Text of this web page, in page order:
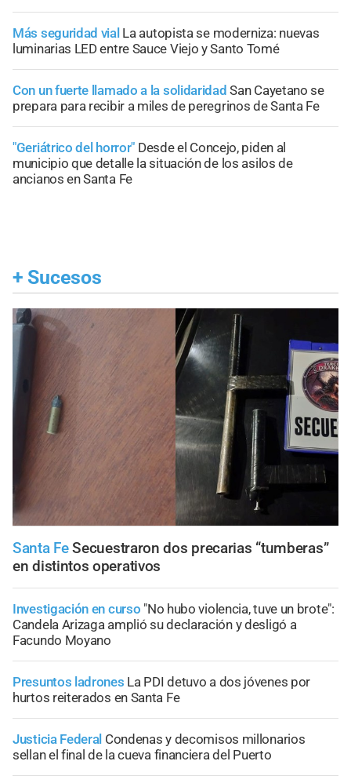
Más seguridad vial La autopista se moderniza: nuevas
luminarias LED entre Sauce Viejo y Santo Tomé
Con un fuerte llamado a la solidaridad San Cayetano se
prepara para recibir a miles de peregrinos de Santa Fe
"Geriátrico del horror" Desde el Concejo, piden al
municipio que detalle la situación de los asilos de
ancianos en Santa Fe
+ Sucesos
Santa Fe Secuestraron dos precarias “tumberas”
en distintos operativos
Investigación en curso "No hubo violencia, tuve un brote":
Candela Arizaga amplió su declaración y desligó a
Facundo Moyano
Presuntos ladrones La PDI detuvo a dos jóvenes por
hurtos reiterados en Santa Fe
Justicia Federal Condenas y decomisos millonarios
sellan el final de la cueva financiera del Puerto